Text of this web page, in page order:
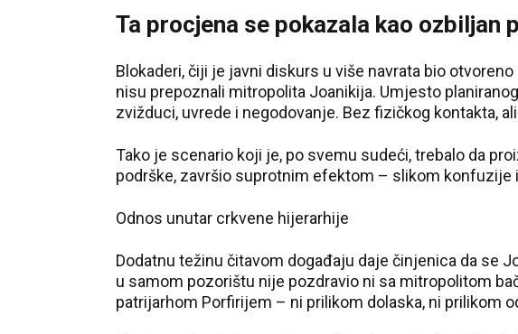
Ta procjena se pokazala kao ozbiljan
Blokaderi, čiji je javni diskurs u više navrata bio
nisu prepoznali mitropolita Joanikija. Umjesto
zvižduci, uvrede i negodovanje. Bez fizičkog kontakta,
Tako je scenario koji je, po svemu sudeći, trebalo da
podrške, završio suprotnim efektom – slikom konfuzije
Odnos unutar crkvene hijerarhije
Dodatnu težinu čitavom događaju daje činjenica da se
u samom pozorištu nije pozdravio ni sa mitropolitom
patrijarhom Porfirijem – ni prilikom dolaska, ni prilikom